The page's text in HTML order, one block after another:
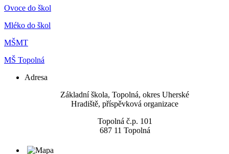
Ovoce do škol
Mléko do škol
MŠMT
MŠ Topolná
Adresa
​Základní škola, Topolná, okres Uherské
Hradiště, příspěvková organizace
Topolná č.p. 101
687 11 Topolná